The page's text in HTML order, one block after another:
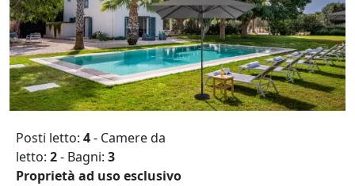
Posti letto: 4- Camere da
letto: 2- Bagni: 3
Proprietà ad uso esclusivo